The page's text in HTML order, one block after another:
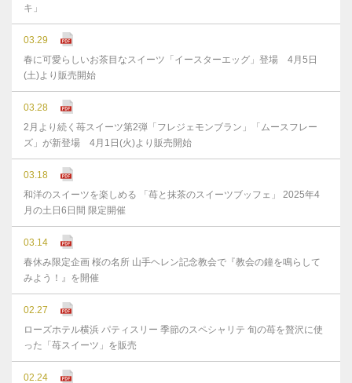
キ」
03.29
春に可愛らしいお茶目なスイーツ「イースターエッグ」登場 4月5日
(土)より販売開始
03.28
2月より続く苺スイーツ第2弾「フレジェモンブラン」「ムースフレー
ズ」が新登場 4月1日(火)より販売開始
03.18
和洋のスイーツを楽しめる 「苺と抹茶のスイーツブッフェ」 2025年4
月の土日6日間 限定開催
03.14
春休み限定企画 桜の名所 山手ヘレン記念教会で『教会の鐘を鳴らして
みよう！』を開催
02.27
ローズホテル横浜 パティスリー 季節のスペシャリテ 旬の苺を贅沢に使
った「苺スイーツ」を販売
02.24